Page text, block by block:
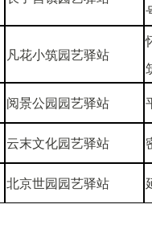
凡花小筑园艺驿站
阅景公园园艺驿站
云末文化园艺驿站
北京世园园艺驿站